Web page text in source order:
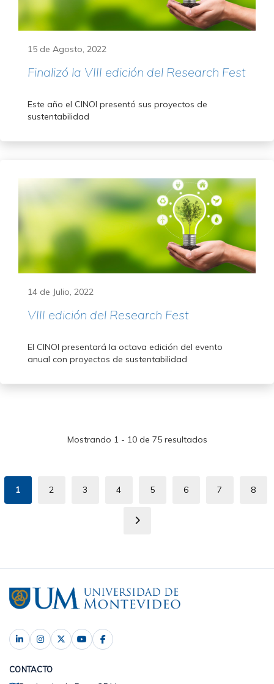
15 de Agosto, 2022
Finalizó la VIII edición del Research Fest
Este año el CINOI presentó sus proyectos de
sustentabilidad
14 de Julio, 2022
VIII edición del Research Fest
El CINOI presentará la octava edición del evento
anual con proyectos de sustentabilidad
Mostrando 1 - 10 de 75 resultados
Página
1
Page
2
Page
3
Page
4
Page
5
Page
6
Page
7
Page
8
Siguiente
CONTACTO